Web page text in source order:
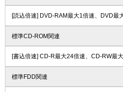
[読込倍速] DVD-RAM最大1倍速、DVD最
標準CD-ROM関連
[書込倍速] CD-R最大24倍速、CD-RW最
標準FDD関連